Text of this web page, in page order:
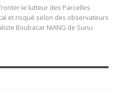
le lutteur des Parcelles
et risqué selon des observateurs
Boubacar NIANG de Sunu